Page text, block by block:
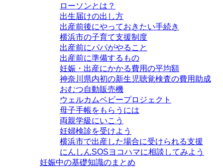
ローソンとは？
出生届けの出し方
出産前後にやっておきたい手続き
横浜市の子育て支援制度
出産前にパパがやること
出産前に準備するもの
妊娠・出産にかかる費用の平均額
神奈川県内初の新生児聴覚検査の費用助成
おむつ自動販売機
ウェルカムベビープロジェクト
母子手帳をもらうには
両親学級にいこう
妊婦検診を受けよう
横浜市で出産した場合に受けられる支援
にんしんSOSヨコハマに相談してみよう
妊娠中の基礎知識のまとめ